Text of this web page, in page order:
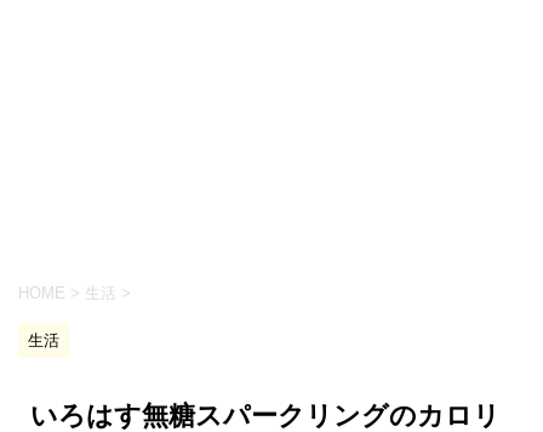
HOME > 生活 >
生活
いろはす無糖スパークリングのカロリ